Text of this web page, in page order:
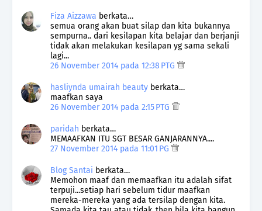
Fiza Aizzawa berkata…
semua orang akan buat silap dan kita bukannya
sempurna.. dari kesilapan kita belajar dan berjanji
tidak akan melakukan kesilapan yg sama sekali
lagi...
26 November 2014 pada 12:38 PTG
hasliynda umairah beauty berkata…
maafkan saya
26 November 2014 pada 2:15 PTG
paridah berkata…
MEMAAFKAN ITU SGT BESAR GANJARANNYA....
27 November 2014 pada 11:01 PG
Blog Santai berkata…
Memohon maaf dan memaafkan itu adalah sifat
terpuji...setiap hari sebelum tidur maafkan
mereka-mereka yang ada tersilap dengan kita.